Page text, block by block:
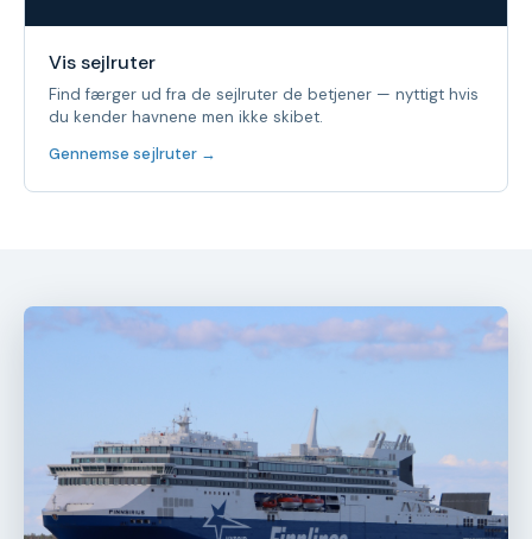
Vis sejlruter
Find færger ud fra de sejlruter de betjener — nyttigt hvis
du kender havnene men ikke skibet.
Gennemse sejlruter →